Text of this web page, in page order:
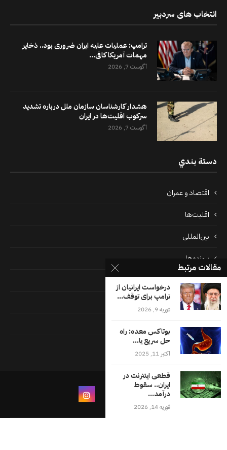
انتخاب های سردبیر
ترامپ: عملیات علیه ایران ضروری بود.. ذخایر
مهمات آمریکا کافی...
آگوست 7, 2026
هشدار کارشناسان سازمان ملل درباره تشدید
سرکوب اقلیت‌ها در ایران
آگوست 7, 2026
دستة بندي
اقتصاد و عمران
اقلیت‌ها
بین‌المللی
پرونده‌ها
جامعه
دسته بندی نشده
فرهنگ
مقالات مرتبط
درخواست ایرانیان از
ترامپ برای توقف...
فوریه 9, 2026
بوتاکس معده: راه
حل سریع یا...
اکتبر 11, 2025
قطعی اینترنت در
ایران.. سقوط
درآمد...
فوریه 14, 2026